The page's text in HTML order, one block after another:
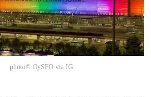
photo© flySFO via IG